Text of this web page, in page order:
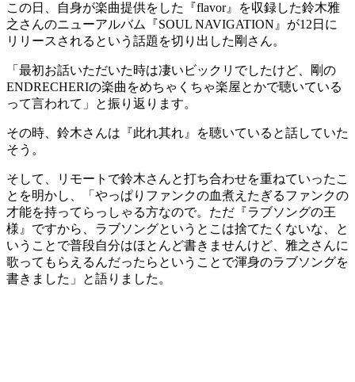
この日、自身が楽曲提供をした『flavor』を収録した鈴木雅
之さんのニューアルバム『SOUL NAVIGATION』が12日に
リリースされるという話題を切り出した剛さん。
「最初お話いただいた時は凄いビックリでしたけど、剛の
ENDRECHERIの楽曲をめちゃくちゃ楽屋とかで聴いている
って言われて」と振り返ります。
その時、鈴木さんは『此れ其れ』を聴いていると話していた
そう。
そして、リモートで鈴木さんと打ち合わせを重ねていったこ
とを明かし、「やっぱりファンクの血煮えたぎるファンクの
才能を持ってらっしゃる方なので。ただ『ラブソングの王
様』ですから、ラブソングというとこは捨てたくないな、と
いうことで普段自分はほとんど書きませんけど、雅之さんに
歌ってもらえるんだったらということで渾身のラブソングを
書きました」と語りました。